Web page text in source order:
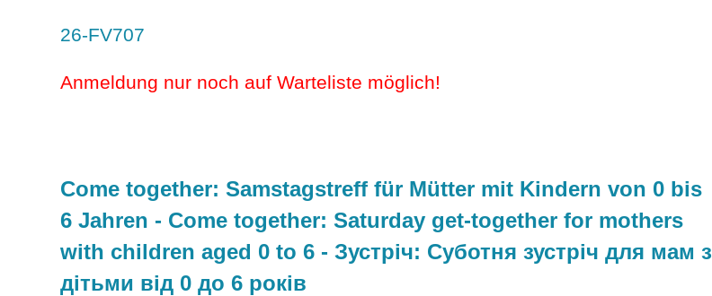
26-FV707
Anmeldung nur noch auf Warteliste möglich!
Come together: Samstagstreff für Mütter mit Kindern von 0 bis
6 Jahren - Come together: Saturday get-together for mothers
with children aged 0 to 6 - Зустріч: Суботня зустріч для мам з
дітьми від 0 до 6 років